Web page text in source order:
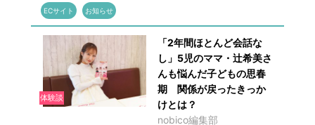
ECサイト お知らせ
体験談
「2年間ほとんど会話な
し」5児のママ・辻希美さ
んも悩んだ子どもの思春
期 関係が戻ったきっか
けとは？
nobico編集部